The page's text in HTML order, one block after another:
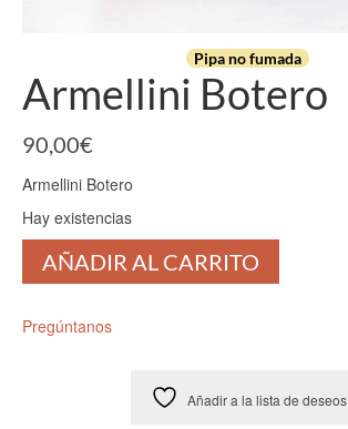
Pipa no fumada
Armellini Botero
90,00€
Armellini Botero
Hay existencias
Armellini
Botero
AÑADIR AL CARRITO
Pregúntanos
Añadir a la lista de deseos